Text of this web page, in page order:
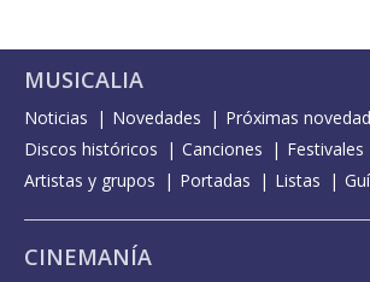
MUSICALIA
Noticias Novedades
Próximas
Discos históricos
Canciones Festivales
Artistas y grupos
Portadas Listas
CINEMANÍA